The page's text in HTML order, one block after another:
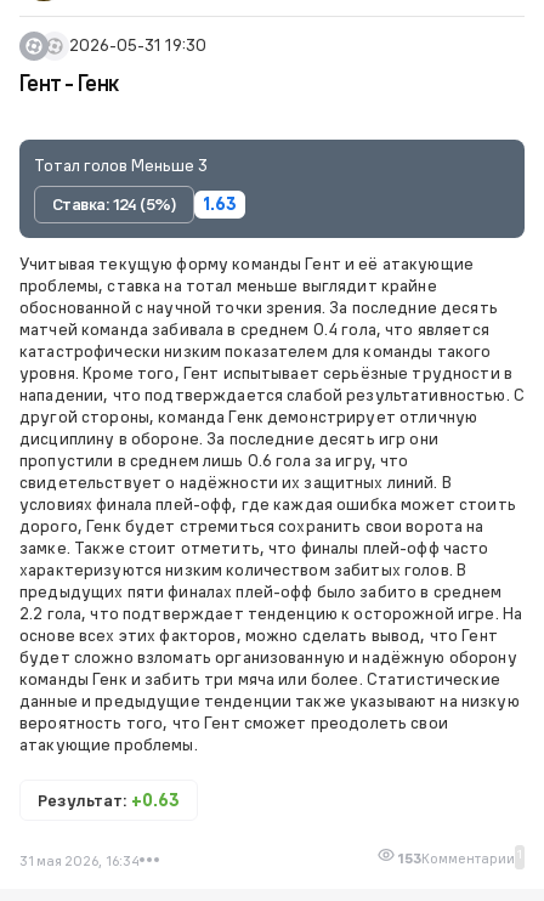
2026-05-31 19:30
Гент - Генк
Тотал голов Меньше 3
Ставка: 124 (5%)
1.63
Учитывая текущую форму команды Гент и её атакующие
проблемы, ставка на тотал меньше выглядит крайне
обоснованной с научной точки зрения. За последние десять
матчей команда забивала в среднем 0.4 гола, что является
катастрофически низким показателем для команды такого
уровня. Кроме того, Гент испытывает серьёзные трудности в
нападении, что подтверждается слабой результативностью. С
другой стороны, команда Генк демонстрирует отличную
дисциплину в обороне. За последние десять игр они
пропустили в среднем лишь 0.6 гола за игру, что
свидетельствует о надёжности их защитных линий. В
условиях финала плей-офф, где каждая ошибка может стоить
дорого, Генк будет стремиться сохранить свои ворота на
замке. Также стоит отметить, что финалы плей-офф часто
характеризуются низким количеством забитых голов. В
предыдущих пяти финалах плей-офф было забито в среднем
2.2 гола, что подтверждает тенденцию к осторожной игре. На
основе всех этих факторов, можно сделать вывод, что Гент
будет сложно взломать организованную и надёжную оборону
команды Генк и забить три мяча или более. Статистические
данные и предыдущие тенденции также указывают на низкую
вероятность того, что Гент сможет преодолеть свои
атакующие проблемы.
Результат: +0.63
31 мая 2026, 16:34 153Комментарии 1